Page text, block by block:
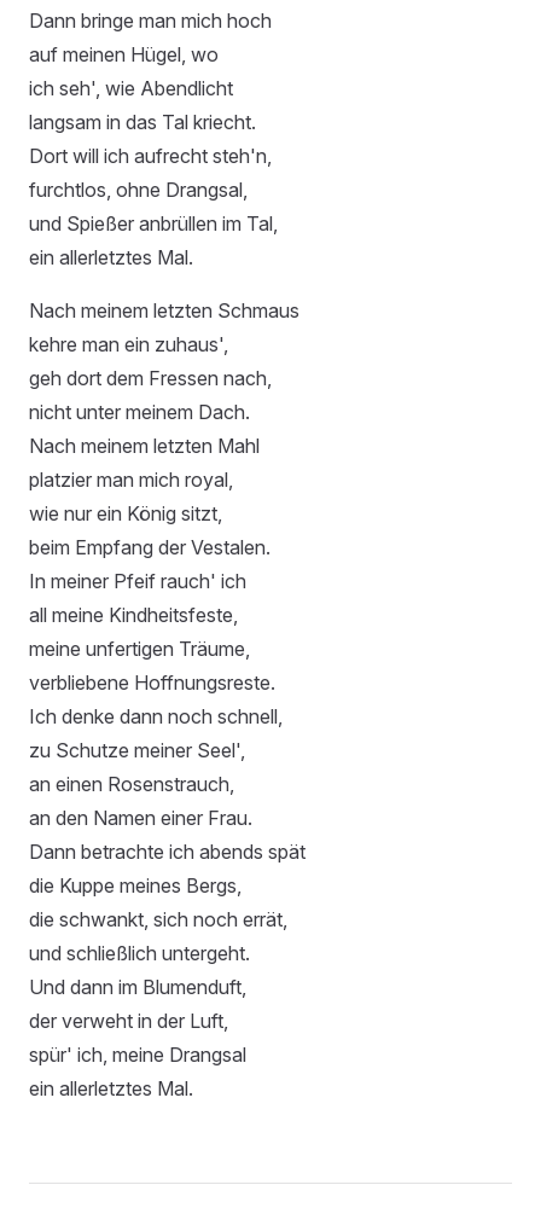
Dann bringe man mich hoch
auf meinen Hügel, wo
ich seh', wie Abendlicht
langsam in das Tal kriecht.
Dort will ich aufrecht steh'n,
furchtlos, ohne Drangsal,
und Spießer anbrüllen im Tal,
ein allerletztes Mal.
Nach meinem letzten Schmaus
kehre man ein zuhaus',
geh dort dem Fressen nach,
nicht unter meinem Dach.
Nach meinem letzten Mahl
platzier man mich royal,
wie nur ein König sitzt,
beim Empfang der Vestalen.
In meiner Pfeif rauch' ich
all meine Kindheitsfeste,
meine unfertigen Träume,
verbliebene Hoffnungsreste.
Ich denke dann noch schnell,
zu Schutze meiner Seel',
an einen Rosenstrauch,
an den Namen einer Frau.
Dann betrachte ich abends spät
die Kuppe meines Bergs,
die schwankt, sich noch errät,
und schließlich untergeht.
Und dann im Blumenduft,
der verweht in der Luft,
spür' ich, meine Drangsal
ein allerletztes Mal.